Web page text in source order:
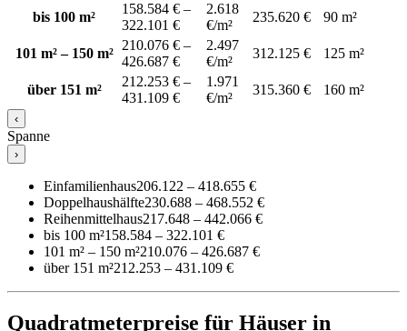
bis 100 m²
158.584 € –
322.101 €
2.618
€/m²
235.620 € 90 m²
101 m² – 150 m²
210.076 € –
426.687 €
2.497
€/m²
312.125 € 125 m²
über 151 m²
212.253 € –
431.109 €
1.971
€/m²
315.360 € 160 m²
‹
Spanne
›
Einfamilienhaus206.122 – 418.655 €
Doppelhaushälfte230.688 – 468.552 €
Reihenmittelhaus217.648 – 442.066 €
bis 100 m²158.584 – 322.101 €
101 m² – 150 m²210.076 – 426.687 €
über 151 m²212.253 – 431.109 €
Quadratmeterpreise für Häuser in